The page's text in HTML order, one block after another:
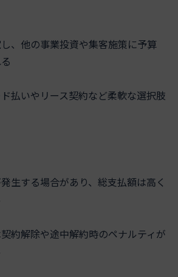
し、他の事業投資や集客施策に予算
払いやリース契約など柔軟な選択肢
生する場合があり、総支払額は高く
約解除や途中解約時のペナルティが